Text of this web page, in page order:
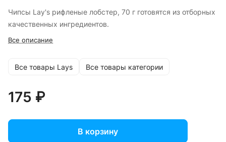
Чипсы Lay's рифленые лобстер, 70 г готовятся из отборных
качественных ингредиентов.
Все описание
Все товары Lays Все товары категории
175 ₽
В корзину